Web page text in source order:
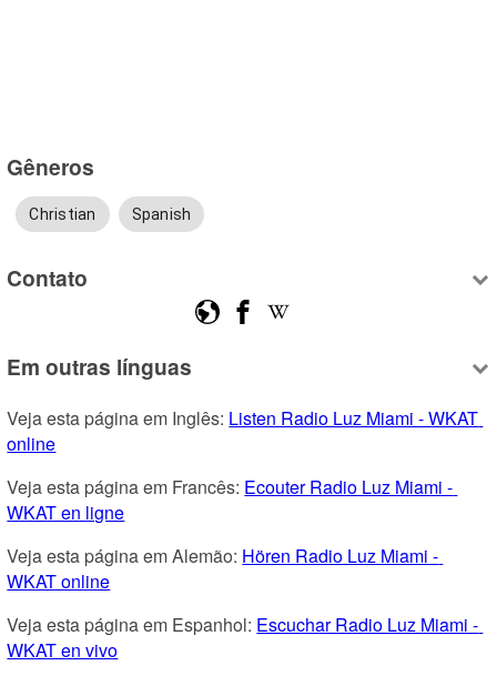
Gêneros
Christian Spanish
Contato
Em outras línguas
Veja esta página em Inglês: Listen Radio Luz Miami - WKAT
online
Veja esta página em Francês: Ecouter Radio Luz Miami -
WKAT en ligne
Veja esta página em Alemão: Hören Radio Luz Miami -
WKAT online
Veja esta página em Espanhol: Escuchar Radio Luz Miami -
WKAT en vivo